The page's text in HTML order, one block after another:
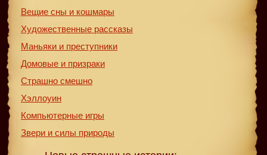
Вещие сны и кошмары
Художественные рассказы
Маньяки и преступники
Домовые и призраки
Страшно смешно
Хэллоуин
Компьютерные игры
Звери и силы природы